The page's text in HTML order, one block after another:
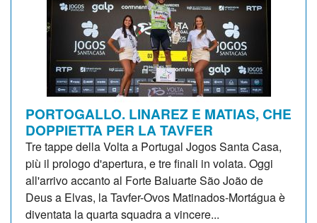
PORTOGALLO. LINAREZ E MATIAS, CHE
DOPPIETTA PER LA TAVFER
Tre tappe della Volta a Portugal Jogos Santa Casa,
più il prologo d'apertura, e tre finali in volata. Oggi
all'arrivo accanto al Forte Baluarte São João de
Deus a Elvas, la Tavfer-Ovos Matinados-Mortágua è
diventata la quarta squadra a vincere...